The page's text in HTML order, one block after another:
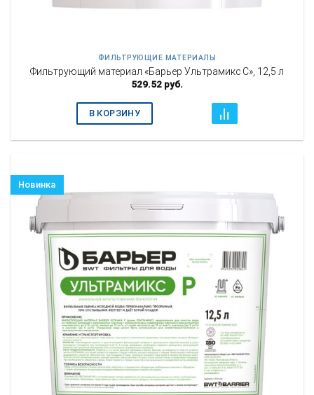
ФИЛЬТРУЮЩИЕ МАТЕРИАЛЫ
Фильтрующий материал «Барьер Ультрамикс С», 12,5 л
529.52 руб.
В КОРЗИНУ
Новинка